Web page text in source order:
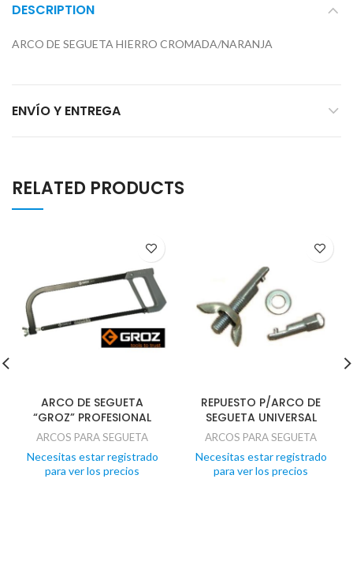
DESCRIPTION
ARCO DE SEGUETA HIERRO CROMADA/NARANJA
ENVÍO Y ENTREGA
RELATED PRODUCTS
ARCO DE SEGUETA
“GROZ” PROFESIONAL
ARCOS PARA SEGUETA
Necesitas estar registrado
para ver los precios
REPUESTO P/ARCO DE
SEGUETA UNIVERSAL
ARCOS PARA SEGUETA
Necesitas estar registrado
para ver los precios